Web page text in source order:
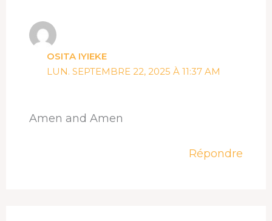
OSITA IYIEKE
LUN. SEPTEMBRE 22, 2025 À 11:37 AM
Amen and Amen
Répondre